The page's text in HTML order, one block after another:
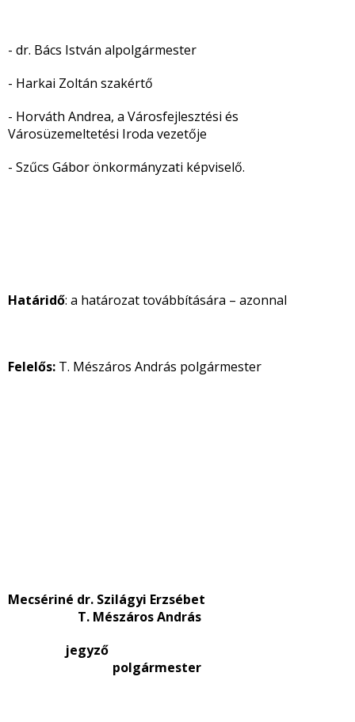
- dr. Bács István alpolgármester
- Harkai Zoltán szakértő
- Horváth Andrea, a Városfejlesztési és
Városüzemeltetési Iroda vezetője
- Szűcs Gábor önkormányzati képviselő.
Határidő: a határozat továbbítására – azonnal
Felelős: T. Mészáros András polgármester
Mecsériné dr. Szilágyi Erzsébet
T. Mészáros András
jegyző
polgármester